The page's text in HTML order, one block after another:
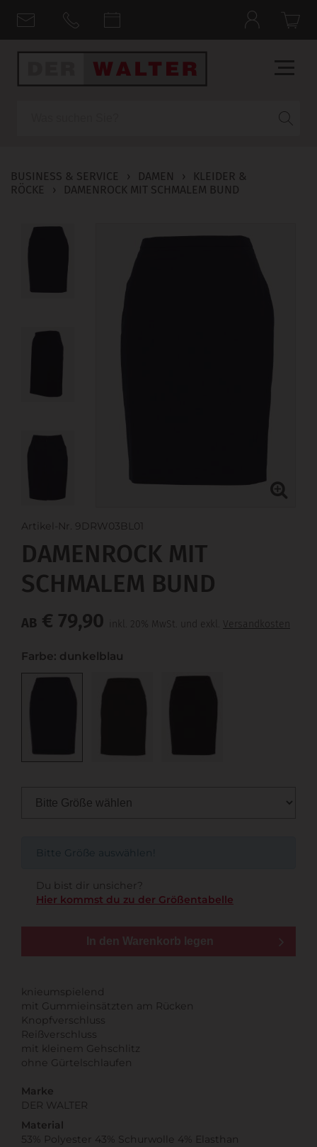
BUSINESS & SERVICE › DAMEN ›
KLEIDER &
RÖCKE
› DAMENROCK MIT SCHMALEM BUND
Artikel-Nr. 9DRW03BL01
DAMENROCK MIT
SCHMALEM BUND
AB € 79,90 inkl. 20% MwSt. und exkl. Versandkosten
Farbe: dunkelblau
Bitte Größe auswählen!
Du bist dir unsicher?
Hier kommst du zu der Größentabelle
In den Warenkorb legen
knieumspielend
mit Gummieinsätzten am Rücken
Knopfverschluss
Reißverschluss
mit kleinem Gehschlitz
ohne Gürtelschlaufen
Marke
DER WALTER
Material
53% Polyester 43% Schurwolle 4% Elasthan